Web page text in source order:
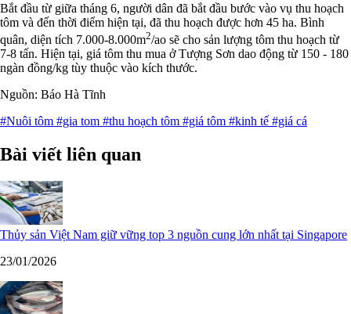
Bắt đầu từ giữa tháng 6, người dân đã bắt đầu bước vào vụ thu hoạch
tôm và đến thời điểm hiện tại, đã thu hoạch được hơn 45 ha. Bình
quân, diện tích 7.000-8.000m2/ao sẽ cho sản lượng tôm thu hoạch từ
7-8 tấn. Hiện tại, giá tôm thu mua ở Tượng Sơn dao động từ 150 - 180
ngàn đồng/kg tùy thuộc vào kích thước.
Nguồn: Báo Hà Tĩnh
#Nuôi tôm #gia tom #thu hoạch tôm #giá tôm #kinh tế #giá cá
Bài viết liên quan
Thủy sản Việt Nam giữ vững top 3 nguồn cung lớn nhất tại Singapore
23/01/2026